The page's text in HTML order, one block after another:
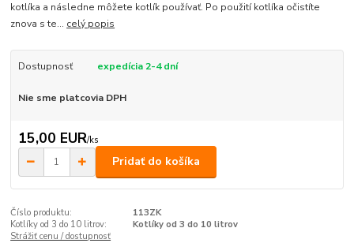
kotlíka a následne môžete kotlík používať. Po použití kotlíka očistíte
znova s te... celý popis
Dostupnosť expedícia 2-4 dní
Nie sme platcovia DPH
15,00 EUR/ks
Pridať do košíka
Číslo produktu:
113ZK
Kotlíky od 3 do 10 litrov:
Kotlíky od 3 do 10 litrov
Strážiť cenu / dostupnosť